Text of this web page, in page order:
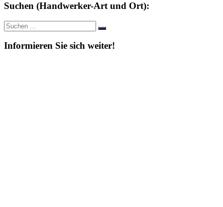
Suchen (Handwerker-Art und Ort):
Suche
nach:
Suchen
Informieren Sie sich weiter!